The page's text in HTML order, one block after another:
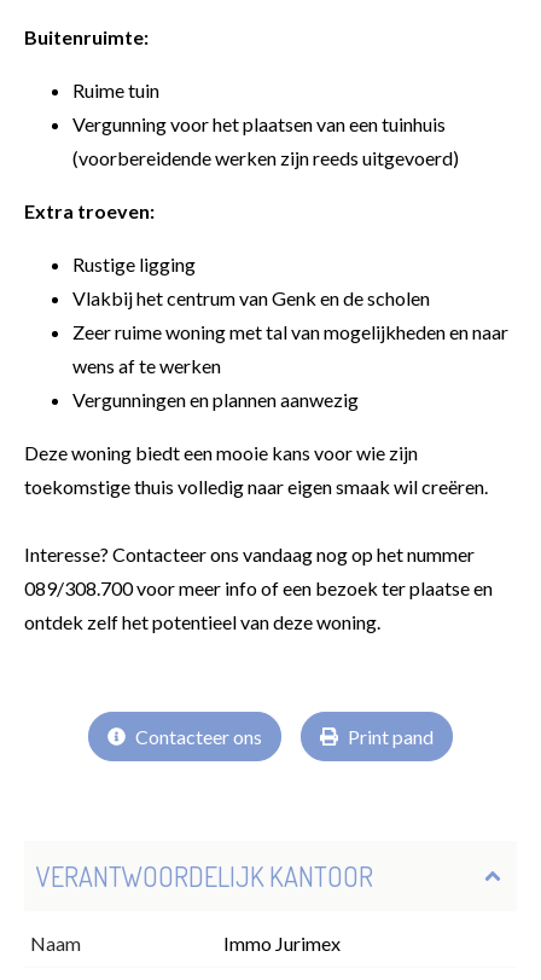
Buitenruimte:
Ruime tuin
Vergunning voor het plaatsen van een tuinhuis
(voorbereidende werken zijn reeds uitgevoerd)
Extra troeven:
Rustige ligging
Vlakbij het centrum van Genk en de scholen
Zeer ruime woning met tal van mogelijkheden en naar
wens af te werken
Vergunningen en plannen aanwezig
Deze woning biedt een mooie kans voor wie zijn
toekomstige thuis volledig naar eigen smaak wil creëren.
Interesse? Contacteer ons vandaag nog op het nummer
089/308.700 voor meer info of een bezoek ter plaatse en
ontdek zelf het potentieel van deze woning.
Contacteer ons Print pand
VERANTWOORDELIJK KANTOOR
Naam Immo Jurimex